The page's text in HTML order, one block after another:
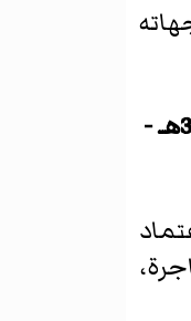
.. المشكلات والحلول» في الفترة من 1-3/5/1435هـ -